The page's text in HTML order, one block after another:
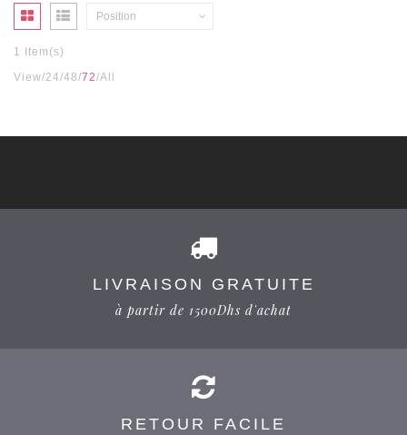
Position
1 Item(s)
View 24 48 72 All
LIVRAISON GRATUITE
à partir de 1500Dhs d'achat
RETOUR FACILE